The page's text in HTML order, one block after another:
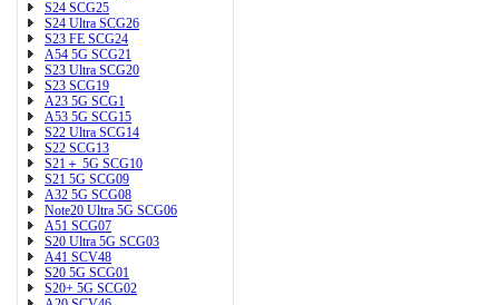
S24 SCG25
S24 Ultra SCG26
S23 FE SCG24
A54 5G SCG21
S23 Ultra SCG20
S23 SCG19
A23 5G SCG1
A53 5G SCG15
S22 Ultra SCG14
S22 SCG13
S21＋ 5G SCG10
S21 5G SCG09
A32 5G SCG08
Note20 Ultra 5G SCG06
A51 SCG07
S20 Ultra 5G SCG03
A41 SCV48
S20 5G SCG01
S20+ 5G SCG02